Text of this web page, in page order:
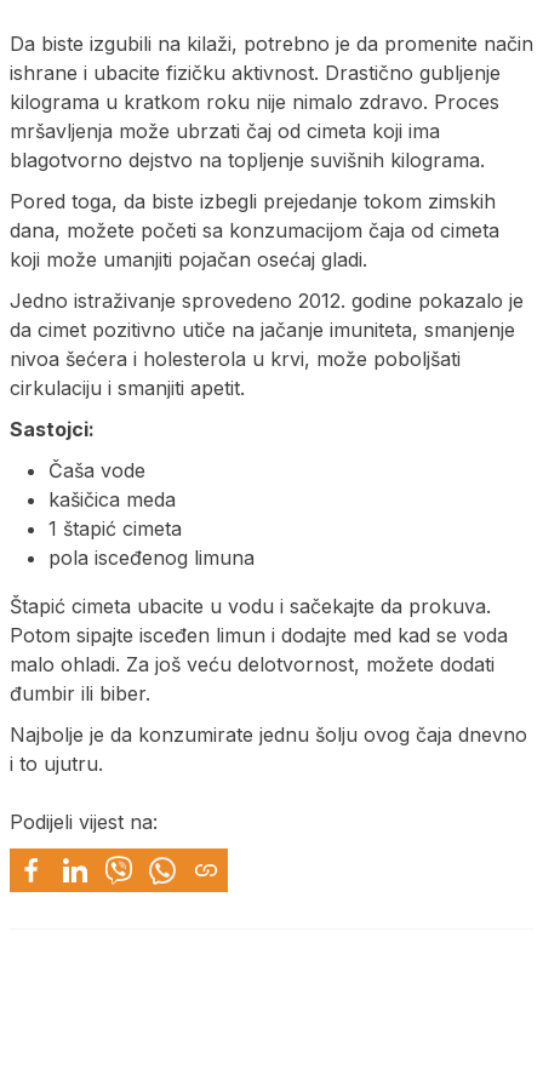
Da biste izgubili na kilaži, potrebno je da promenite način
ishrane i ubacite fizičku aktivnost. Drastično gubljenje
kilograma u kratkom roku nije nimalo zdravo. Proces
mršavljenja može ubrzati čaj od cimeta koji ima
blagotvorno dejstvo na topljenje suvišnih kilograma.
Pored toga, da biste izbegli prejedanje tokom zimskih
dana, možete početi sa konzumacijom čaja od cimeta
koji može umanjiti pojačan osećaj gladi.
Jedno istraživanje sprovedeno 2012. godine pokazalo je
da cimet pozitivno utiče na jačanje imuniteta, smanjenje
nivoa šećera i holesterola u krvi, može poboljšati
cirkulaciju i smanjiti apetit.
Sastojci:
Čaša vode
kašičica meda
1 štapić cimeta
pola isceđenog limuna
Štapić cimeta ubacite u vodu i sačekajte da prokuva.
Potom sipajte isceđen limun i dodajte med kad se voda
malo ohladi. Za još veću delotvornost, možete dodati
đumbir ili biber.
Najbolje je da konzumirate jednu šolju ovog čaja dnevno
i to ujutru.
Podijeli vijest na: